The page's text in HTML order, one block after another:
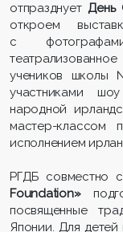
отпразднует День
откроем
с
учеников школы
участниками
народной
мастер-классом
исполнением
РГДБ совместно с
Foundation»
посвященные
Японии. Для детей